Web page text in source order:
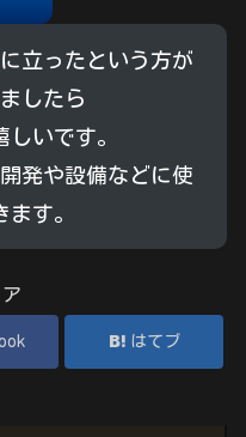
立ったという方が
したら
いです。
発や設備などに使
す。
ア
はてブ